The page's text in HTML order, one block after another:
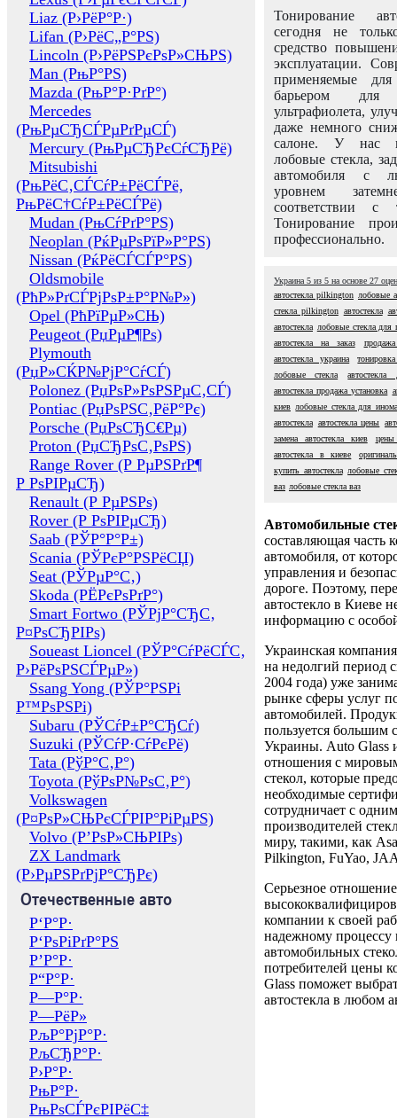
Liaz (Р›РёР°Р·)
Lifan (Р›РёС„Р°РЅ)
Lincoln (Р›РёРЅРєРѕР»СЊРЅ)
Man (РњР°РЅ)
Mazda (РњР°Р·РґР°)
Mercedes
(РњРµСЂСЃРµРґРµСЃ)
Mercury (РњРµСЂРєСѓСЂРё)
Mitsubishi
(РњРёС‚СЃСѓР±РёСЃРё,
РњРёС†СѓР±РёСЃРё)
Mudan (РњСѓРґР°РЅ)
Neoplan (РќРµРѕРїР»Р°РЅ)
Nissan (РќРёСЃСЃР°РЅ)
Oldsmobile
(РћР»РґСЃРјРѕР±Р°Р№Р»)
Opel (РћРїРµР»СЊ)
Peugeot (РџРµР¶Рѕ)
Plymouth
(РџР»СЌР№РјР°СѓСЃ)
Polonez (РџРѕР»РѕРЅРµС‚СЃ)
Pontiac (РџРѕРЅС‚РёР°Рє)
Porsche (РџРѕСЂС€Рµ)
Proton (РџСЂРѕС‚РѕРЅ)
Range Rover (Р РµРЅРґР¶
Р РѕРІРµСЂ)
Renault (Р РµРЅРѕ)
Rover (Р РѕРІРµСЂ)
Saab (РЎР°Р°Р±)
Scania (РЎРєР°РЅРёСЏ)
Seat (РЎРµР°С‚)
Skoda (РЁРєРѕРґР°)
Smart Fortwo (РЎРјР°СЂС‚
Р¤РѕСЂРІРѕ)
Soueast Lioncel (РЎР°СѓРёСЃС‚
Р›РёРѕРЅСЃРµР»)
Ssang Yong (РЎР°РЅРі
Р™РѕРЅРі)
Subaru (РЎСѓР±Р°СЂСѓ)
Suzuki (РЎСѓР·СѓРєРё)
Tata (РўР°С‚Р°)
Toyota (РўРѕР№РѕС‚Р°)
Volkswagen
(Р¤РѕР»СЊРєСЃРІР°РіРµРЅ)
Volvo (Р’РѕР»СЊРІРѕ)
ZX Landmark
(Р›РµРЅРґРјР°СЂРє)
Отечественные авто
Р‘Р°Р·
Р‘РѕРіРґР°РЅ
Р’Р°Р·
Р“Р°Р·
Р—Р°Р·
Р—РёР»
РљР°РјР°Р·
РљСЂР°Р·
Р›Р°Р·
РњР°Р·
РњРѕСЃРєРІРёС‡
Тонирование
сегодня не
средство
эксплуатации.
применяемые
барьером для
ультрафиолета,
даже немного
салоне. У нас
лобовые стекла,
автомобиля с
уровнем
соответствии с
Тонирование
профессионально.
Украина 5 из 5 на основе 27
автостекла pilkington лобовые
стекла pilkington автостекла
автостекла лобовые стекла для
автостекла на заказ
автостекла украина
лобовые стекла
автостекла продажа установка
киев лобовые стекла для
автостекла автостекла цены
замена автостекла киев
цены
автостекла в киеве
купить автостекла лобовые
ваз лобовые стекла ваз
Автомобильные
составляющая часть
автомобиля, от
управления и
дороге. Поэтому,
автостекло в Киеве
информацию с
Украинская
на недолгий период
2004 года) уже
рынке сферы услуг
автомобилей.
пользуется большим
Украины. Auto Glass
отношения с
стекол, которые
необходимые
сотрудничает с
производителей
миру, такими, как
Pilkington, FuYao,
Серьезное отношение
компании к своей
надежному процессу
автомобильных
потребителей цены
Glass поможет
автостекла в любом